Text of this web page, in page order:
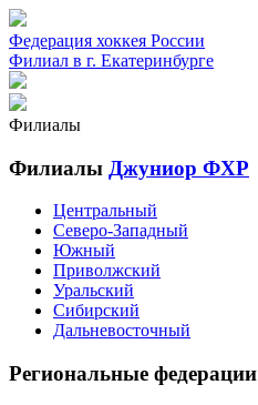
Федерация хоккея России
Филиал в г. Екатеринбурге
Филиалы
Филиалы Джуниор ФХР
Центральный
Северо-Западный
Южный
Приволжский
Уральский
Сибирский
Дальневосточный
Региональные федерации